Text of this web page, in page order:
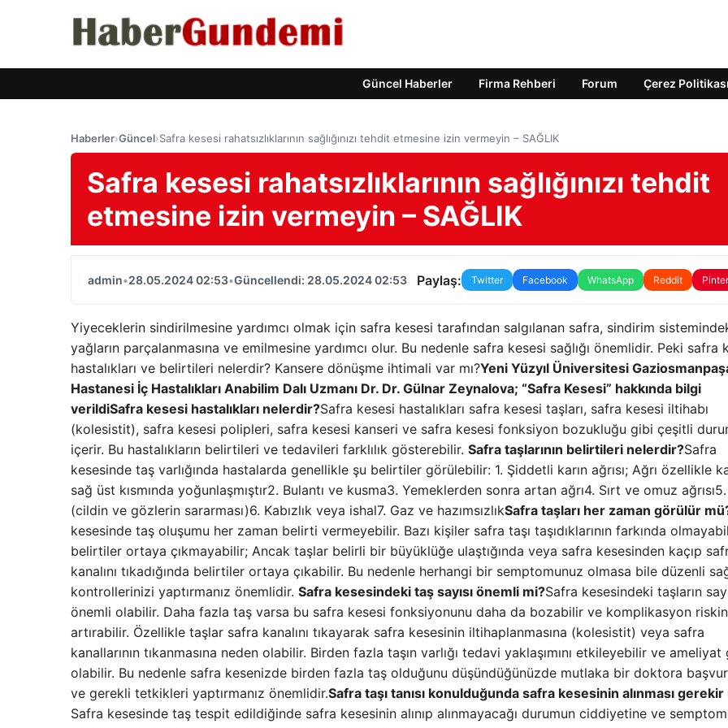
Güncel Haberler Firma Rehberi Forum Çerez Politikası
Haberler›Güncel›Safra kesesi rahatsızlıklarının sağlığınızı tehdit etmesine izin vermeyin – SAĞLIK
Safra kesesi rahatsızlıklarının sağlığınızı tehdit
etmesine izin vermeyin – SAĞLIK
admin•28.05.2024 02:53•Güncellendi: 28.05.2024 02:53 Paylaş: Twitter Facebook WhatsApp Reddit
Yiyeceklerin sindirilmesine yardımcı olmak için safra kesesi tarafından salgılanan safra, sindirim
yağların parçalanmasına ve emilmesine yardımcı olur. Bu nedenle safra kesesi sağlığı önemlidir. Peki safra
hastalıkları ve belirtileri nelerdir? Kansere dönüşme ihtimali var mı?Yeni Yüzyıl Üniversitesi
Hastanesi İç Hastalıkları Anabilim Dalı Uzmanı Dr. Dr. Gülnar Zeynalova; “Safra Kesesi” hakkında bilgi
verildiSafra kesesi hastalıkları nelerdir?Safra kesesi hastalıkları safra kesesi taşları, safra kesesi iltihabı
(kolesistit), safra kesesi polipleri, safra kesesi kanseri ve safra kesesi fonksiyon bozukluğu gibi çeşitli
içerir. Bu hastalıkların belirtileri ve tedavileri farklılık gösterebilir. Safra taşlarının belirtileri nelerdir?Safra
kesesinde taş varlığında hastalarda genellikle şu belirtiler görülebilir: 1. Şiddetli karın ağrısı; Ağrı özellikle
sağ üst kısmında yoğunlaşmıştır2. Bulantı ve kusma3. Yemeklerden sonra artan ağrı4. Sırt ve omuz ağrısı5.
(cildin ve gözlerin sararması)6. Kabızlık veya ishal7. Gaz ve hazımsızlıkSafra taşları her zaman görülür
kesesinde taş oluşumu her zaman belirti vermeyebilir. Bazı kişiler safra taşı taşıdıklarının farkında
belirtiler ortaya çıkmayabilir; Ancak taşlar belirli bir büyüklüğe ulaştığında veya safra kesesinden kaçıp
kanalını tıkadığında belirtiler ortaya çıkabilir. Bu nedenle herhangi bir semptomunuz olmasa bile düzenli
kontrollerinizi yaptırmanız önemlidir. Safra kesesindeki taş sayısı önemli mi?Safra kesesindeki taşların
önemli olabilir. Daha fazla taş varsa bu safra kesesi fonksiyonunu daha da bozabilir ve komplikasyon
artırabilir. Özellikle taşlar safra kanalını tıkayarak safra kesesinin iltihaplanmasına (kolesistit) veya safra
kanallarının tıkanmasına neden olabilir. Birden fazla taşın varlığı tedavi yaklaşımını etkileyebilir ve ameliyat
olabilir. Bu nedenle safra kesenizde birden fazla taş olduğunu düşündüğünüzde mutlaka bir doktora
ve gerekli tetkikleri yaptırmanız önemlidir.Safra taşı tanısı konulduğunda safra kesesinin alınması gerekir
Safra kesesinde taş tespit edildiğinde safra kesesinin alınıp alınmayacağı durumun ciddiyetine ve